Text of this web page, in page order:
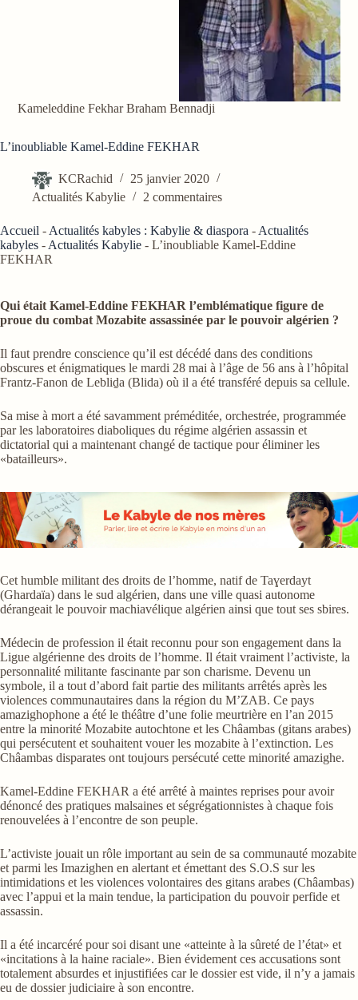
Kameleddine Fekhar Braham Bennadji
L’inoubliable Kamel-Eddine FEKHAR
KCRachid
25 janvier 2020
Actualités Kabylie
2 commentaires
Accueil - Actualités kabyles : Kabylie & diaspora - Actualités
kabyles - Actualités Kabylie - L’inoubliable Kamel-Eddine
FEKHAR
Qui était Kamel-Eddine FEKHAR l’emblématique figure de
proue du combat Mozabite assassinée par le pouvoir algérien ?
Il faut prendre conscience qu’il est décédé dans des conditions
obscures et énigmatiques le mardi 28 mai à l’âge de 56 ans à l’hôpital
Frantz-Fanon de Lebliḏa (Blida) où il a été transféré depuis sa cellule.
Sa mise à mort a été savamment préméditée, orchestrée, programmée
par les laboratoires diaboliques du régime algérien assassin et
dictatorial qui a maintenant changé de tactique pour éliminer les
«batailleurs».
Cet humble militant des droits de l’homme, natif de Taɣerdayt
(Ghardaïa) dans le sud algérien, dans une ville quasi autonome
dérangeait le pouvoir machiavélique algérien ainsi que tout ses sbires.
Médecin de profession il était reconnu pour son engagement dans la
Ligue algérienne des droits de l’homme. Il était vraiment l’activiste, la
personnalité militante fascinante par son charisme. Devenu un
symbole, il a tout d’abord fait partie des militants arrêtés après les
violences communautaires dans la région du M’ZAB. Ce pays
amazighophone a été le théâtre d’une folie meurtrière en l’an 2015
entre la minorité Mozabite autochtone et les Châambas (gitans arabes)
qui persécutent et souhaitent vouer les mozabite à l’extinction. Les
Châambas disparates ont toujours persécuté cette minorité amazighe.
Kamel-Eddine FEKHAR a été arrêté à maintes reprises pour avoir
dénoncé des pratiques malsaines et ségrégationnistes à chaque fois
renouvelées à l’encontre de son peuple.
L’activiste jouait un rôle important au sein de sa communauté mozabite
et parmi les Imazighen en alertant et émettant des S.O.S sur les
intimidations et les violences volontaires des gitans arabes (Châambas)
avec l’appui et la main tendue, la participation du pouvoir perfide et
assassin.
Il a été incarcéré pour soi disant une «atteinte à la sûreté de l’état» et
«incitations à la haine raciale». Bien évidement ces accusations sont
totalement absurdes et injustifiées car le dossier est vide, il n’y a jamais
eu de dossier judiciaire à son encontre.